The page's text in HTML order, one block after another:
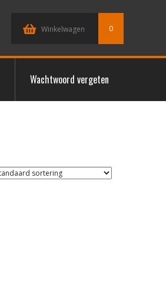
Winkelwagen 0
Wachtwoord vergeten